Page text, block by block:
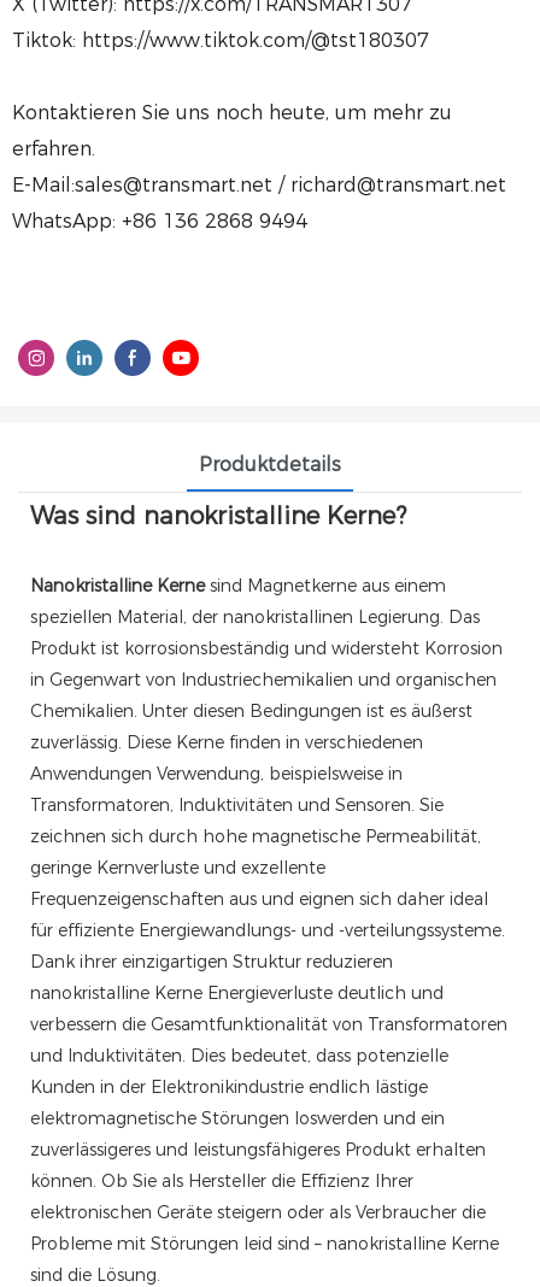
Tiktok: https://www.tiktok.com/@tst180307
Kontaktieren Sie uns noch heute, um mehr zu
erfahren.
E-Mail:sales@transmart.net / richard@transmart.net
WhatsApp: +86 136 2868 9494
Produktdetails
Was sind nanokristalline Kerne?
Nanokristalline Kernesind Magnetkerne aus einem
speziellen Material, der nanokristallinen Legierung. Das
Produkt ist korrosionsbeständig und widersteht Korrosion
in Gegenwart von Industriechemikalien und organischen
Chemikalien. Unter diesen Bedingungen ist es äußerst
zuverlässig. Diese Kerne finden in verschiedenen
Anwendungen Verwendung, beispielsweise in
Transformatoren, Induktivitäten und Sensoren. Sie
zeichnen sich durch hohe magnetische Permeabilität,
geringe Kernverluste und exzellente
Frequenzeigenschaften aus und eignen sich daher ideal
für effiziente Energiewandlungs- und -verteilungssysteme.
Dank ihrer einzigartigen Struktur reduzieren
nanokristalline Kerne Energieverluste deutlich und
verbessern die Gesamtfunktionalität von Transformatoren
und Induktivitäten. Dies bedeutet, dass potenzielle
Kunden in der Elektronikindustrie endlich lästige
elektromagnetische Störungen loswerden und ein
zuverlässigeres und leistungsfähigeres Produkt erhalten
können. Ob Sie als Hersteller die Effizienz Ihrer
elektronischen Geräte steigern oder als Verbraucher die
Probleme mit Störungen leid sind – nanokristalline Kerne
sind die Lösung.